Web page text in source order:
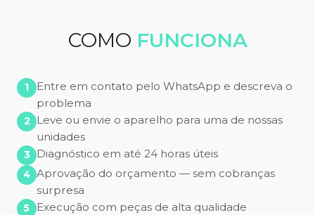
COMO FUNCIONA
Entre em contato pelo WhatsApp e descreva o
problema
Leve ou envie o aparelho para uma de nossas
unidades
Diagnóstico em até 24 horas úteis
Aprovação do orçamento — sem cobranças
surpresa
Execução com peças de alta qualidade